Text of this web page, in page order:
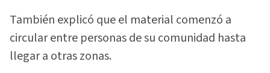
También explicó que el material comenzó a
circular entre personas de su comunidad hasta
llegar a otras zonas.